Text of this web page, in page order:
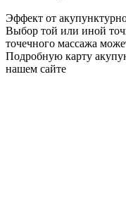
Эффект от
Выбор той или иной
точечного массажа
Подробную карту
нашем сайте